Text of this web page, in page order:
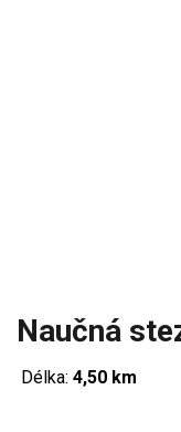
Naučná
Délka: 4,50 km